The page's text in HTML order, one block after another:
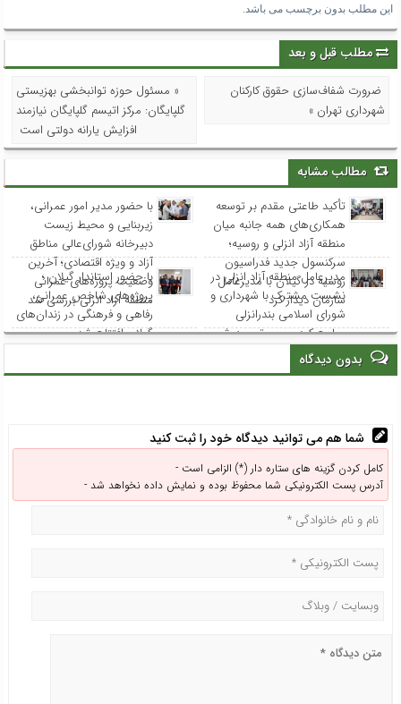
این مطلب بدون برچسب می باشد.
مطلب قبل و بعد
ضرورت شفاف‌سازی حقوق کارکنان
شهرداری تهران »
« مسئول حوزه توانبخشی بهزیستی
گلپایگان: مرکز اتیسم گلپایگان نیازمند
افزایش یارانه دولتی است
مطالب مشابه
تأکید طاعتی مقدم بر توسعه
همکاری‌های همه جانبه میان
منطقه آزاد انزلی و روسیه؛
سرکنسول جدید فدراسیون
روسیه در گیلان با مدیرعامل
سازمان دیدار کرد
با حضور مدیر امور عمرانی،
زیربنایی و محیط زیست
دبیرخانه شورای‌عالی مناطق
آزاد و ویژه اقتصادی؛ آخرین
وضعیت پروژه‌های عمرانی
منطقه آزاد انزلی بررسی شد
مدیرعامل منطقه آزاد انزلی در
نشست مشترک با شهرداری و
شورای اسلامی بندرانزلی
مطرح کرد: مسیر توسعه شهر
انزلی از هم‌افزایی و مشارکت
همه نهادها می‌گذرد
با حضور استاندار گیلان ؛
پروژه‌های شاخص عمرانی،
رفاهی و فرهنگی در زندان‌های
گیلان افتتاح شد
بدون دیدگاه
شما هم می توانید دیدگاه خود را ثبت کنید
کامل کردن گزینه های ستاره دار (*) الزامی است -
آدرس پست الکترونیکی شما محفوظ بوده و نمایش داده نخواهد شد -